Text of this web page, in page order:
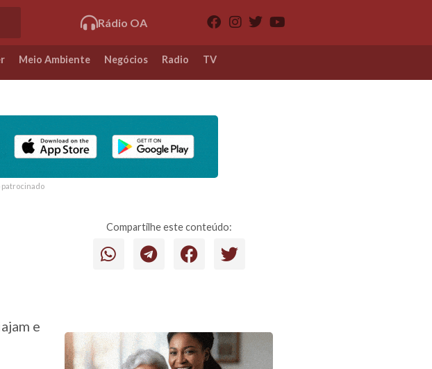
Rádio OA
Meio Ambiente Negócios Radio TV
patrocinado
patrocinado
e
Compartilhe este conteúdo: